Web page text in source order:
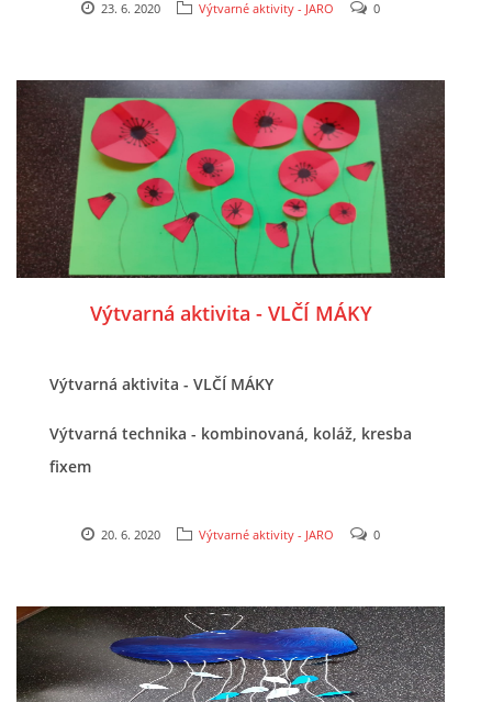
MOTIVAČNÍ CITÁTY PRO UČITELE
POKUSY
POZITIVNÍ AFIRMACE PRO DĚTI
PSYCHOHYGIENA PRO UČITELKY
UČITELSKÁ SEBEREFLEXE
CO BY MĚLO DÍTĚ ZVLÁDNOUT PŘED VSTUPEM DO ZŠ
SPORTÍK - DĚTI V POHYBU
STOP ŠIKANĚ ANEB ŠIKANA BOLÍ
23. 6. 2020 Výtvarné aktivity - JARO 0
Výtvarná aktivita - VLČÍ MÁKY
Výtvarná aktivita - VLČÍ MÁKY
Výtvarná technika - kombinovaná, koláž, kresba
fixem
20. 6. 2020 Výtvarné aktivity - JARO 0